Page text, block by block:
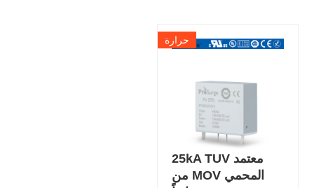
حرارة
25kA TUV معتمد
من MOV المحمي